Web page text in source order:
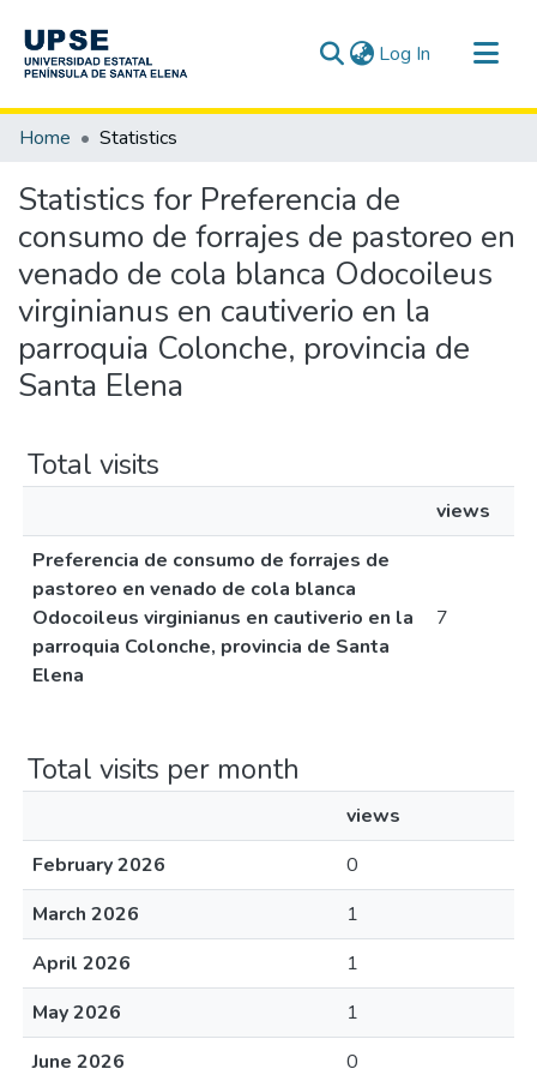
Log In (current)
Communities & Collections
Home Statistics
Statistics for Preferencia de
consumo de forrajes de pastoreo en
venado de cola blanca Odocoileus
virginianus en cautiverio en la
parroquia Colonche, provincia de
Santa Elena
Total visits
views
Preferencia de consumo de forrajes de
pastoreo en venado de cola blanca
Odocoileus virginianus en cautiverio en la
parroquia Colonche, provincia de Santa
Elena
7
Total visits per month
views
February 2026
0
March 2026
1
April 2026
1
May 2026
1
June 2026
0